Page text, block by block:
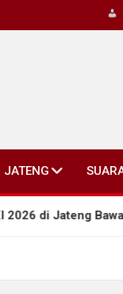
JATENG
Bawa Terobosan